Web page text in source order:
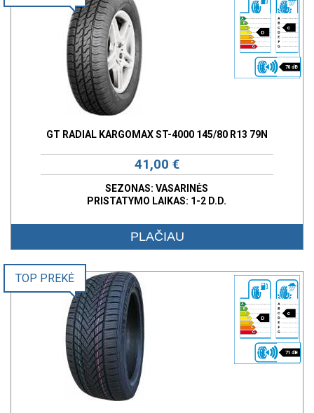
D
c
70 dB
GT RADIAL KARGOMAX ST-4000 145/80 R13 79N
41,00 €
SEZONAS: VASARINĖS
PRISTATYMO LAIKAS: 1-2 D.D.
PLAČIAU
D
c
71 dB
TOP PREKĖ